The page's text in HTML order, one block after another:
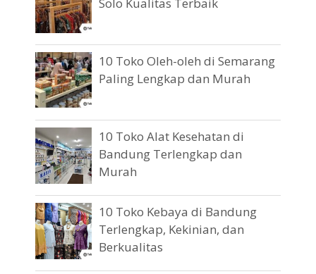
Solo Kualitas Terbaik
10 Toko Oleh-oleh di Semarang
Paling Lengkap dan Murah
10 Toko Alat Kesehatan di
Bandung Terlengkap dan
Murah
10 Toko Kebaya di Bandung
Terlengkap, Kekinian, dan
Berkualitas